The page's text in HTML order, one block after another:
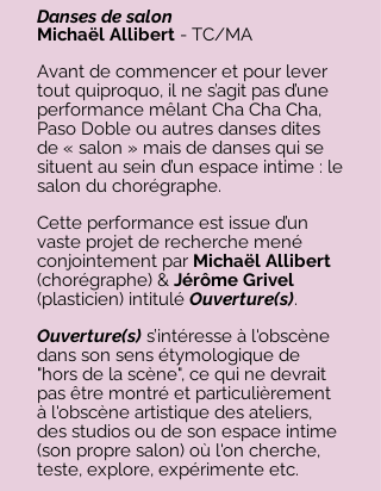
Danses de salon
Michaël Allibert - TC/MA​
Avant de commencer et pour lever
tout quiproquo, il ne s’agit pas d’une
performance mêlant Cha Cha Cha,
Paso Doble ou autres danses dites
de « salon » mais de danses qui se
situent au sein d’un espace intime : le
salon du chorégraphe.
Cette performance est issue d’un
vaste projet de recherche mené
conjointement par Michaël Allibert
(chorégraphe) & Jérôme Grivel
(plasticien) intitulé Ouverture(s).
Ouverture(s) s’intéresse à l'obscène
dans son sens étymologique de
"hors de la scène", ce qui ne devrait
pas être montré et particulièrement
à l'obscène artistique des ateliers,
des studios ou de son espace intime
(son propre salon) où l'on cherche,
teste, explore, expérimente etc.